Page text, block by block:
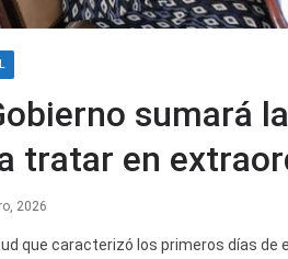
sumará
tratar en
2026
que caracterizó los primeros días de